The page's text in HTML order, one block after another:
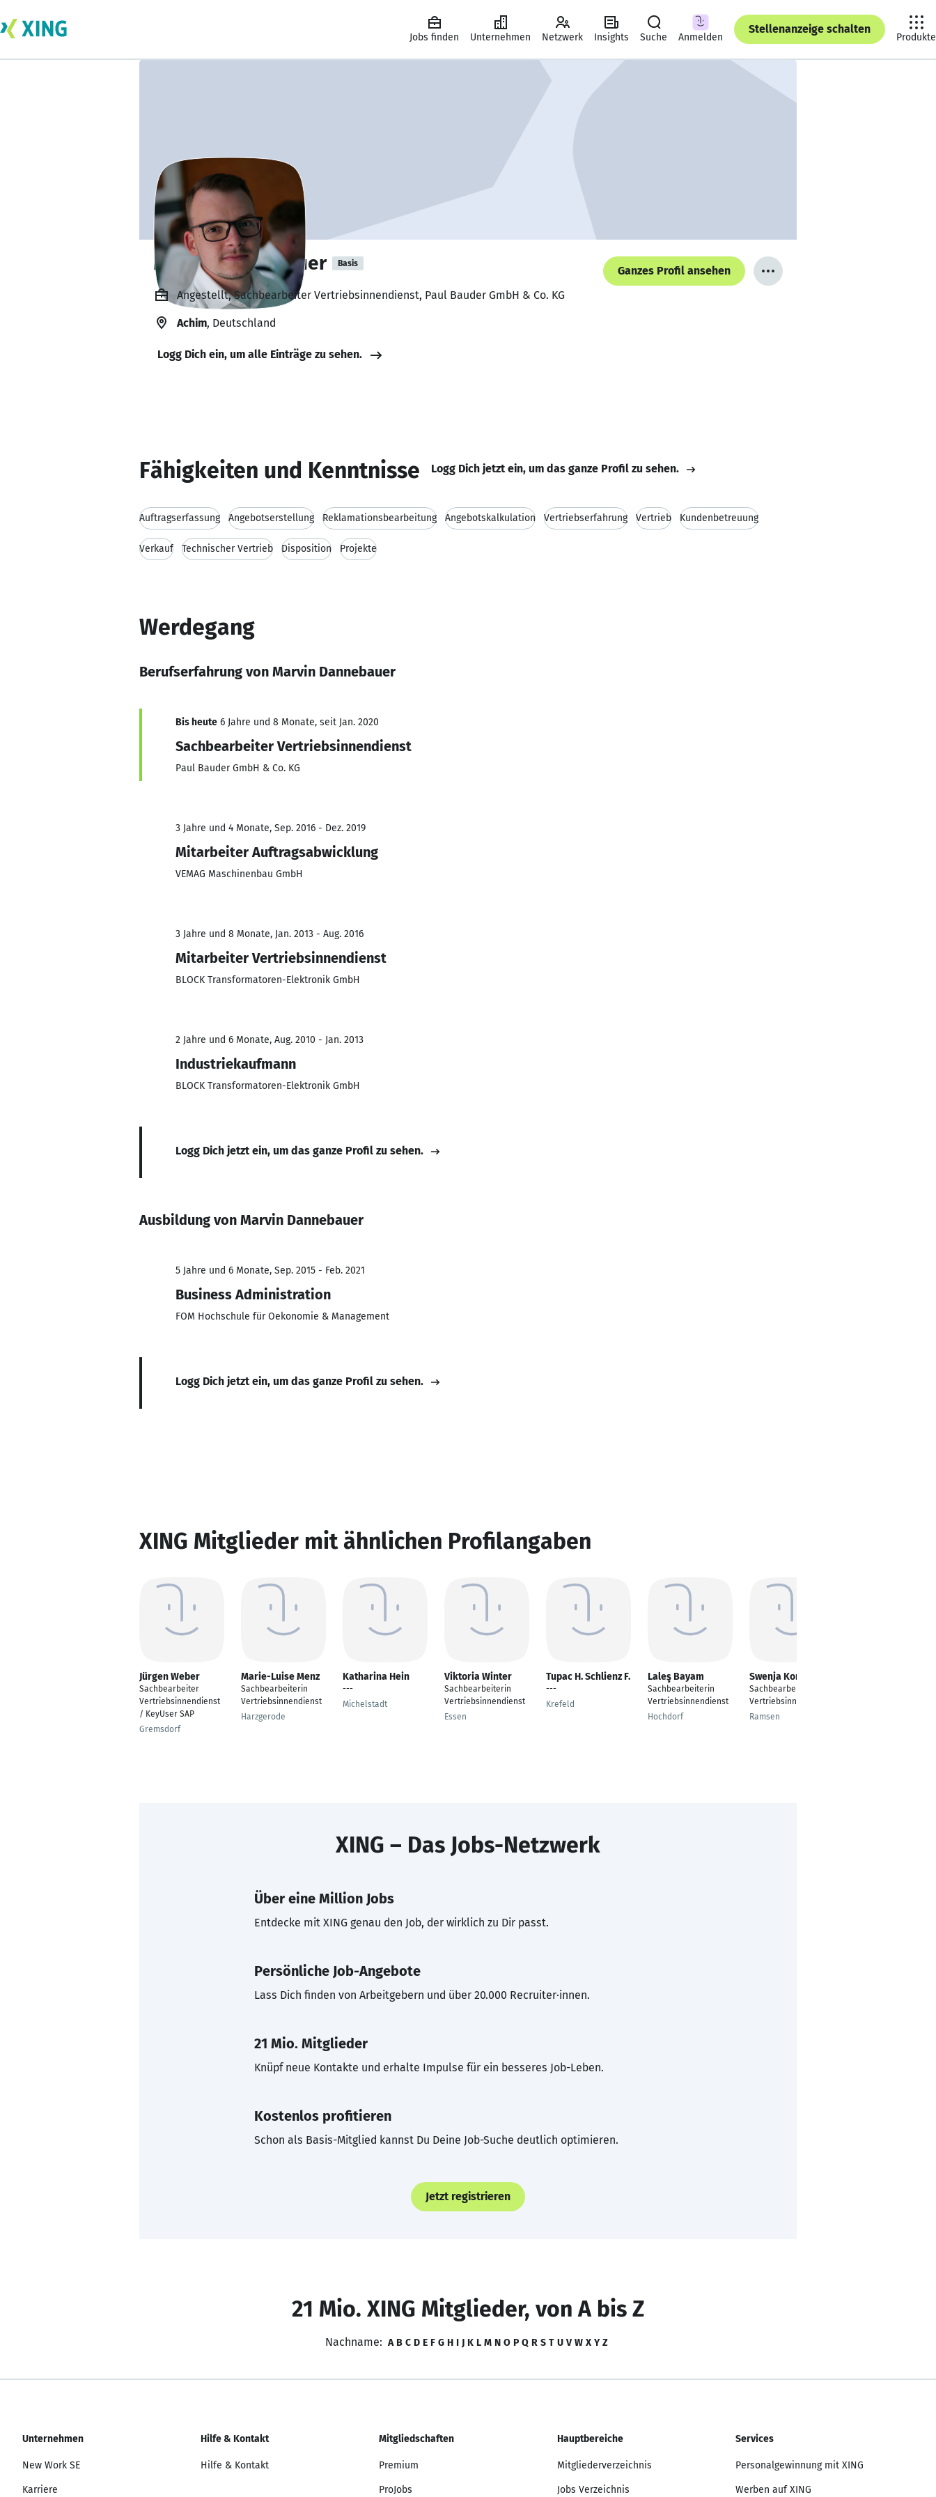
Jobs finden Unternehmen Netzwerk Insights Suche Anmelden
Stellenanzeige schalten
Produkte
Marvin Dannebauer Basis
Ganzes Profil ansehen
Angestellt, Sachbearbeiter Vertriebsinnendienst, Paul Bauder GmbH & Co. KG
Achim, Deutschland
Logg Dich ein, um alle Einträge zu sehen.
Fähigkeiten und Kenntnisse Logg Dich jetzt ein, um das ganze Profil zu sehen.
Auftragserfassung Angebotserstellung Reklamationsbearbeitung Angebotskalkulation Vertriebserfahrung Vertrieb Kundenbetreuung
Verkauf Technischer Vertrieb Disposition Projekte
Werdegang
Berufserfahrung von Marvin Dannebauer
Bis heute 6 Jahre und 8 Monate, seit Jan. 2020
Sachbearbeiter Vertriebsinnendienst
Paul Bauder GmbH & Co. KG
3 Jahre und 4 Monate, Sep. 2016 - Dez. 2019
Mitarbeiter Auftragsabwicklung
VEMAG Maschinenbau GmbH
3 Jahre und 8 Monate, Jan. 2013 - Aug. 2016
Mitarbeiter Vertriebsinnendienst
BLOCK Transformatoren-Elektronik GmbH
2 Jahre und 6 Monate, Aug. 2010 - Jan. 2013
Industriekaufmann
BLOCK Transformatoren-Elektronik GmbH
Logg Dich jetzt ein, um das ganze Profil zu sehen.
Ausbildung von Marvin Dannebauer
5 Jahre und 6 Monate, Sep. 2015 - Feb. 2021
Business Administration
FOM Hochschule für Oekonomie & Management
Logg Dich jetzt ein, um das ganze Profil zu sehen.
XING Mitglieder mit ähnlichen Profilangaben
Jürgen Weber
Sachbearbeiter
Vertriebsinnendienst
/ KeyUser SAP
Gremsdorf
Marie-Luise Menz
Sachbearbeiterin
Vertriebsinnendienst
Harzgerode
Katharina Hein
---
Michelstadt
Viktoria Winter
Sachbearbeiterin
Vertriebsinnendienst
Essen
Tupac H. Schlienz F.
---
Krefeld
Laleş Bayam
Sachbearbeiterin
Vertriebsinnendienst
Hochdorf
Swenja Korff
Sachbearbeiter
Vertriebsinnendienst
Ramsen
XING – Das Jobs-Netzwerk
Über eine Million Jobs
Entdecke mit XING genau den Job, der wirklich zu Dir passt.
Persönliche Job-Angebote
Lass Dich finden von Arbeitgebern und über 20.000 Recruiter·innen.
21 Mio. Mitglieder
Knüpf neue Kontakte und erhalte Impulse für ein besseres Job-Leben.
Kostenlos profitieren
Schon als Basis-Mitglied kannst Du Deine Job-Suche deutlich optimieren.
Jetzt registrieren
21 Mio. XING Mitglieder, von A bis Z
Nachname: A B C D E F G H I J K L M N O P Q R S T U V W X Y Z
Unternehmen
New Work SE
Karriere
Hilfe & Kontakt
Hilfe & Kontakt
Mitgliedschaften
Premium
ProJobs
Hauptbereiche
Mitgliederverzeichnis
Jobs Verzeichnis
Services
Personalgewinnung mit XING
Werben auf XING